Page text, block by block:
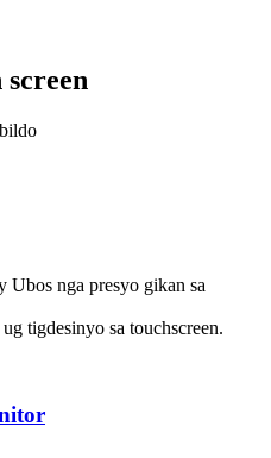
Ubos nga presyo gikan sa
tigdesinyo sa touchscreen.